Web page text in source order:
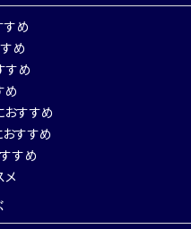
すめ
め
すめ
め
すすめ
すすめ
すめ
メ